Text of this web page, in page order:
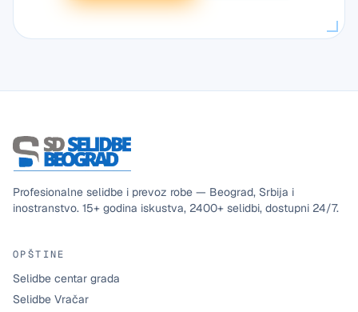
Profesionalne selidbe i prevoz robe — Beograd, Srbija i
inostranstvo. 15+ godina iskustva, 2400+ selidbi, dostupni 24/7.
OPŠTINE
Selidbe centar grada
Selidbe Vračar